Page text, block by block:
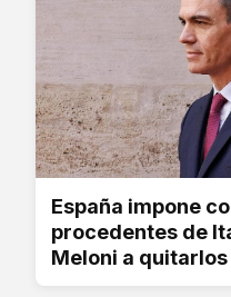
España impone
procedentes de
Meloni a quitarlos